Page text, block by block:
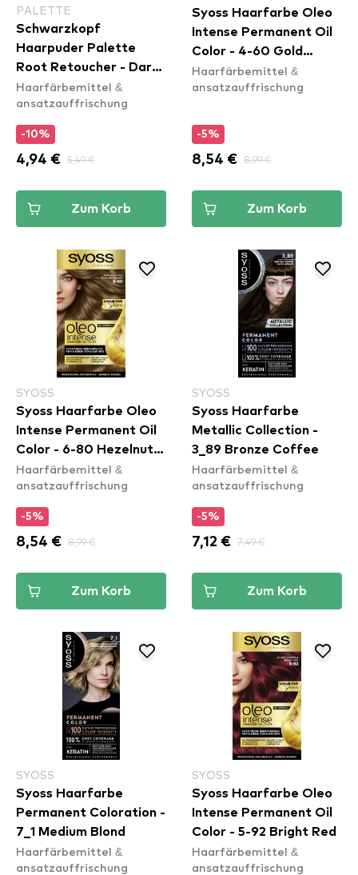
PALETTE
Schwarzkopf
Haarpuder Palette
Root Retoucher - Dark
Blonde
Haarfärbemittel &
ansatzauffrischung
-10%
4,94 € 5,49 €
Zum Korb
Syoss Haarfarbe Oleo
Intense Permanent Oil
Color - 4-60 Gold
Brown
Haarfärbemittel &
ansatzauffrischung
-5%
8,54 € 8,99 €
Zum Korb
SYOSS
Syoss Haarfarbe Oleo
Intense Permanent Oil
Color - 6-80 Hezelnut
Blond
Haarfärbemittel &
ansatzauffrischung
-5%
8,54 € 8,99 €
Zum Korb
SYOSS
Syoss Haarfarbe
Metallic Collection -
3_89 Bronze Coffee
Haarfärbemittel &
ansatzauffrischung
-5%
7,12 € 7,49 €
Zum Korb
SYOSS
Syoss Haarfarbe
Permanent Coloration -
7_1 Medium Blond
Haarfärbemittel &
ansatzauffrischung
SYOSS
Syoss Haarfarbe Oleo
Intense Permanent Oil
Color - 5-92 Bright Red
Haarfärbemittel &
ansatzauffrischung